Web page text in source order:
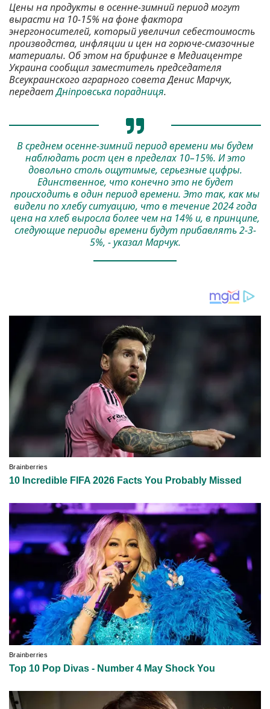
Цены на продукты в осенне-зимний период могут
вырасти на 10-15% на фоне фактора
энергоносителей, который увеличил себестоимость
производства, инфляции и цен на горюче-смазочные
материалы. Об этом на брифинге в Медиацентре
Украина сообщил заместитель председателя
Всеукраинского аграрного совета Денис Марчук,
передаетДніпровська порадниця.
В среднем осенне-зимний период времени мы будем
наблюдать рост цен в пределах 10–15%. И это
довольно столь ощутимые, серьезные цифры.
Единственное, что конечно это не будет
происходить в один период времени. Это так, как мы
видели по хлебу ситуацию, что в течение 2024 года
цена на хлеб выросла более чем на 14% и, в принципе,
следующие периоды времени будут прибавлять 2-3-
5%, - указал Марчук.